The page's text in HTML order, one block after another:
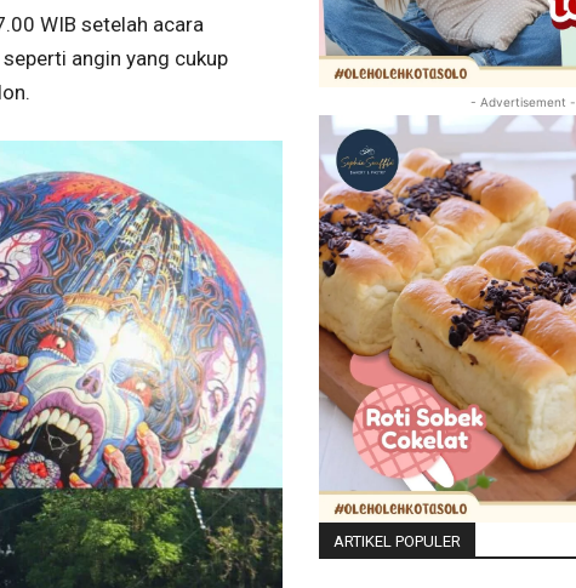
WIB setelah acara
angin yang cukup
- Advertisement -
ARTIKEL POPULER